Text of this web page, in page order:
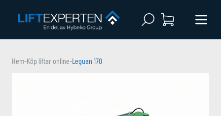
Open search
Hem-Köp liftar online-Leguan 170